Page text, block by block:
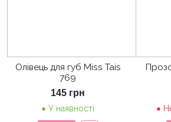
Олівець для губ Miss Tais
769
145 грн
У наявності